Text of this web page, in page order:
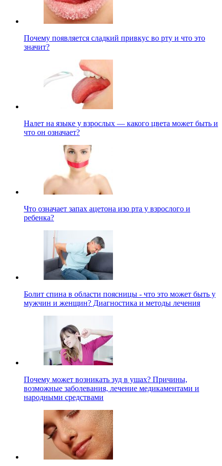
Почему появляется сладкий привкус во рту и что это
значит?
Налет на языке у взрослых — какого цвета может быть и
что он означает?
Что означает запах ацетона изо рта у взрослого и
ребенка?
Болит спина в области поясницы - что это может быть у
мужчин и женщин? Диагностика и методы лечения
Почему может возникать зуд в ушах? Причины,
возможные заболевания, лечение медикаментами и
народными средствами